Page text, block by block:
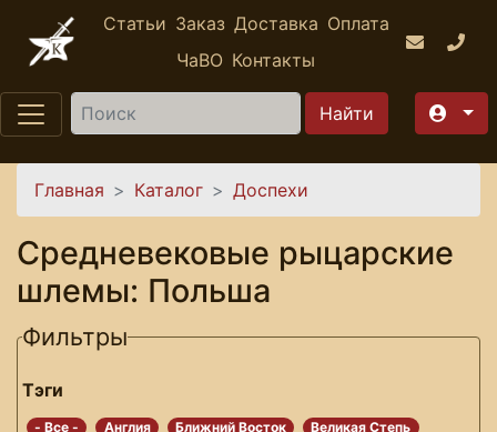
Перейти к основному содержанию
Статьи Заказ Доставка Оплата
ЧаВО Контакты
Найти
Вы здесь
Главная Каталог Доспехи
Средневековые рыцарские
шлемы: Польша
Фильтры
Тэги
- Все - Англия Ближний Восток
Великая Степь